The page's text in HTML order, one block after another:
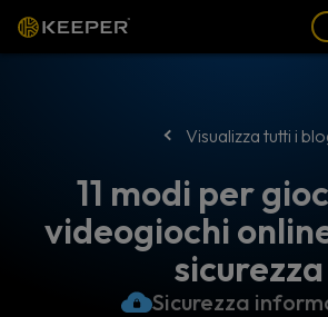
Visualizza tutti i
11 modi per
videogiochi
sicurezza
Sicurezza